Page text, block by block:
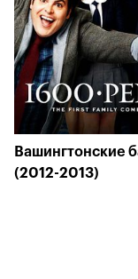
Вашингтонские
(2012-2013)